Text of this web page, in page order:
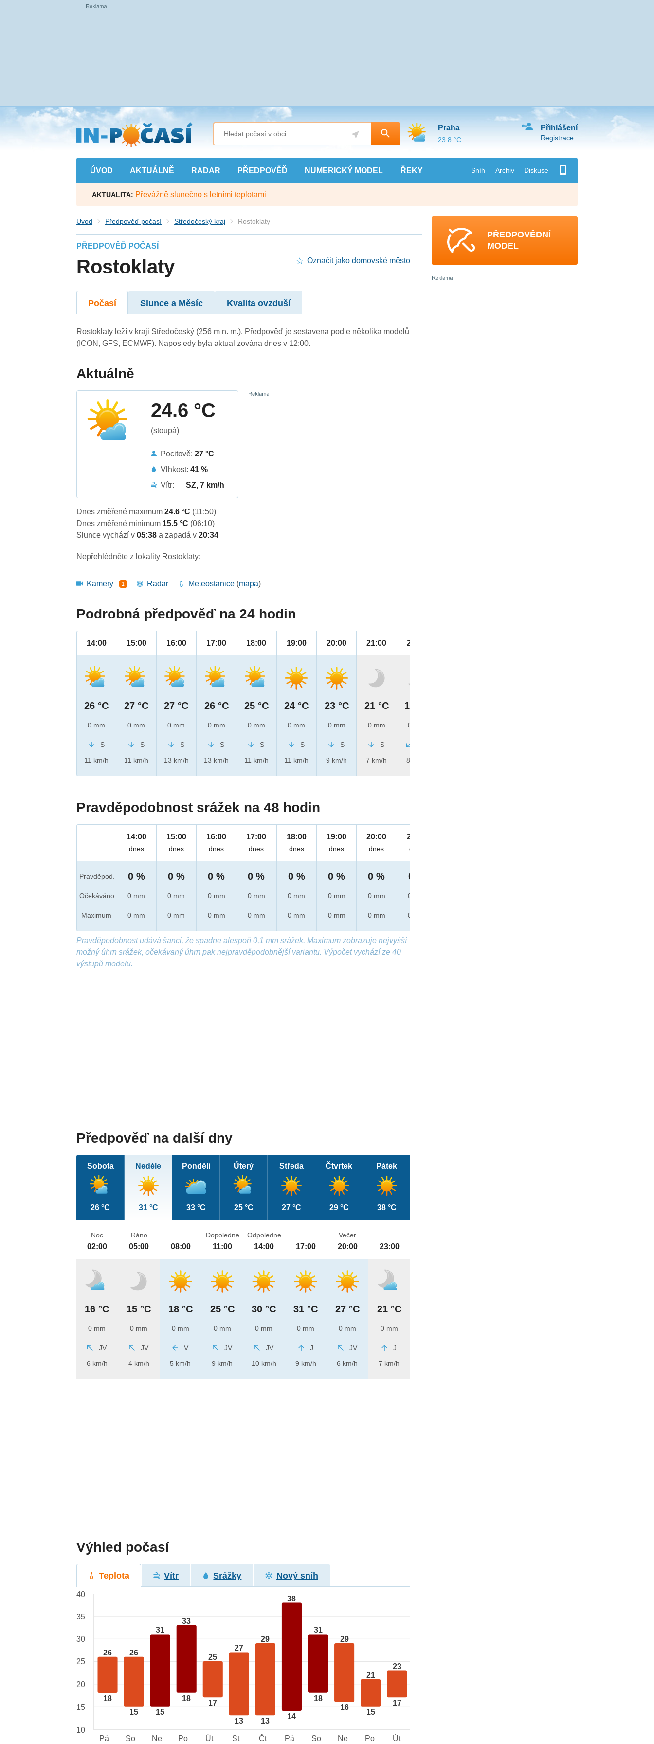
Přejít
na
hlavní
obsah
ÚVOD AKTUÁLNĚ RADAR PŘEDPOVĚĎ NUMERICKÝ MODEL ŘEKY Sníh Archiv Diskuse
Přihlášení
Registrace
Praha
23.8 °C
AKTUALITA: Převážně slunečno s letními teplotami
Úvod Předpověď počasí Středočeský kraj Rostoklaty
PŘEDPOVĚĎ POČASÍ
Rostoklaty Označit jako domovské město
Počasí Slunce a Měsíc Kvalita ovzduší
Rostoklaty leží v kraji Středočeský (256 m n. m.). Předpověď je sestavena podle několika modelů
(ICON, GFS, ECMWF). Naposledy byla aktualizována dnes v 12:00.
Aktuálně
24.6 °C
(stoupá)
Pocitově:27 °C
Vlhkost:41 %
Vítr:
SZ, 7 km/h
Dnes změřené maximum24.6 °C (11:50)
Dnes změřené minimum 15.5 °C (06:10)
Slunce vychází v05:38a zapadá v20:34
Nepřehlédněte z lokality Rostoklaty:
Kamery 1 Radar Meteostanice (mapa)
Podrobná předpověď na 24 hodin
14:00
26 °C
0 mm
S
11 km/h
15:00
27 °C
0 mm
S
11 km/h
16:00
27 °C
0 mm
S
13 km/h
17:00
26 °C
0 mm
S
13 km/h
18:00
25 °C
0 mm
S
11 km/h
19:00
24 °C
0 mm
S
11 km/h
20:00
23 °C
0 mm
S
9 km/h
21:00
21 °C
0 mm
S
7 km/h
22:00
19 °C
0 mm
8 km/h
Pravděpodobnost srážek na 48 hodin
Pravděpod.
Očekáváno
Maximum
14:00
dnes
0 %
0 mm
0 mm
15:00
dnes
0 %
0 mm
0 mm
16:00
dnes
0 %
0 mm
0 mm
17:00
dnes
0 %
0 mm
0 mm
18:00
dnes
0 %
0 mm
0 mm
19:00
dnes
0 %
0 mm
0 mm
20:00
dnes
0 %
0 mm
0 mm
21:00
dnes
0 %
0 mm
0 mm
Pravděpodobnost udává šanci, že spadne alespoň 0,1 mm srážek. Maximum zobrazuje nejvyšší
možný úhrn srážek, očekávaný úhrn pak nejpravděpodobnější variantu. Výpočet vychází ze 40
výstupů modelu.
Předpověď na další dny
Sobota
26 °C
Neděle
31 °C
Pondělí
33 °C
Úterý
25 °C
Středa
27 °C
Čtvrtek
29 °C
Pátek
38 °C
Noc
02:00
16 °C
0 mm
JV
6 km/h
Ráno
05:00
15 °C
0 mm
JV
4 km/h
08:00
18 °C
0 mm
V
5 km/h
Dopoledne
11:00
25 °C
0 mm
JV
9 km/h
Odpoledne
14:00
30 °C
0 mm
JV
10 km/h
17:00
31 °C
0 mm
J
9 km/h
Večer
20:00
27 °C
0 mm
JV
6 km/h
23:00
21 °C
0 mm
J
7 km/h
Výhled počasí
Teplota Vítr Srážky Nový sníh
26
18
26
15
31
15
33
18
25
17
27
13
29
13
38
14
31
18
29
16
21
15
23
17
40
35
30
25
20
15
10
Pá
So Ne Po Út St Čt Pá So Ne Po Út
PŘEDPOVĚDNÍ
MODEL